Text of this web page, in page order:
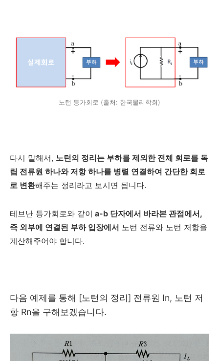
노턴 등가회로 (출처: 한국물리학회)
다시 말해서, 노턴의 정리는 부하를 제외한 전체 회로를 독
립 전류원 하나와 저항 하나를 병렬 연결하여 간단한 회로
로 변환해주는 정리라고 보시면 됩니다.
테브난 등가회로와 같이 a-b 단자에서 바라본 관점에서,
즉 외부에 연결된 부하 입장에서 노턴 전류와 노턴 저항을
계산해주어야 합니다.
다음 예제를 통해 [노턴의 정리] 전류원 In, 노턴 저
항 Rn을 구해보겠습니다.